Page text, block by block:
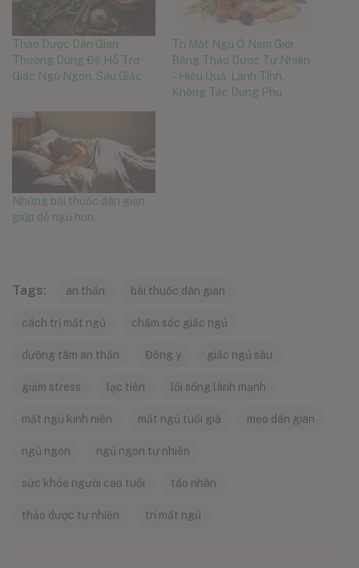
Thảo Dược Dân Gian
Thường Dùng Để Hỗ Trợ
Giấc Ngủ Ngon, Sâu Giấc
Trị Mất Ngủ Ở Nam Giới
Bằng Thảo Dược Tự Nhiên
– Hiệu Quả, Lành Tính,
Không Tác Dụng Phụ
Những bài thuốc dân gian
giúp dễ ngủ hơn
Tags: an thần bài thuốc dân gian
cách trị mất ngủ chăm sóc giấc ngủ
dưỡng tâm an thần Đông y giấc ngủ sâu
giảm stress lạc tiên lối sống lành mạnh
mất ngủ kinh niên mất ngủ tuổi già mẹo dân gian
ngủ ngon ngủ ngon tự nhiên
sức khỏe người cao tuổi táo nhân
thảo dược tự nhiên trị mất ngủ